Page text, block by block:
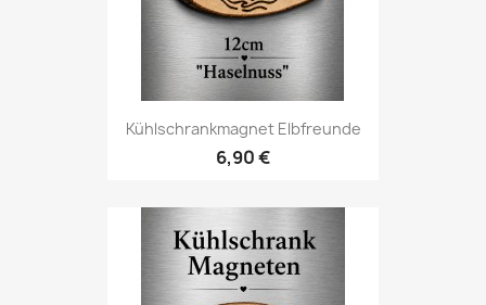
Kühlschrankmagnet Elbfreunde
6,90 €